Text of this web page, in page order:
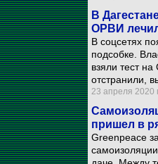
В
ОРВИ
В соцсетях
подсобке.
взяли тест
отстранили,
23 апреля 2020
пришел в
Greenpeace